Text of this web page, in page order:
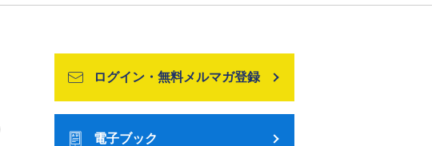
ログイン・無料メルマガ登録
電子ブック